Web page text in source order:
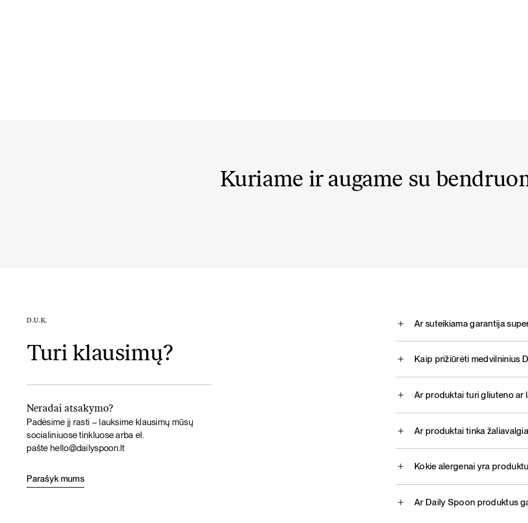
Kuriame ir augame su
D.U.K.
Turi klausimų?
Neradai atsakymo?
Padėsime jį rasti – lauksime klausimų mūsų
socialiniuose tinkluose arba el.
paštehello@dailyspoon.lt
Parašyk mums
Ar suteikiama garantija
Kaip prižiūrėti medvilninius
Ar produktai turi gliuteno ar
Ar produktai tinka
Kokie alergenai yra
Ar Daily Spoon produktus